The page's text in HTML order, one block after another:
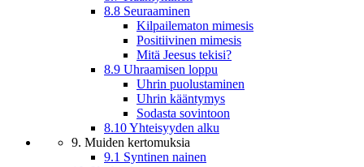
8.8 Seuraaminen
Kilpailematon mimesis
Positiivinen mimesis
Mitä Jeesus tekisi?
8.9 Uhraamisen loppu
Uhrin puolustaminen
Uhrin kääntymys
Sodasta sovintoon
8.10 Yhteisyyden alku
9. Muiden kertomuksia
9.1 Syntinen nainen